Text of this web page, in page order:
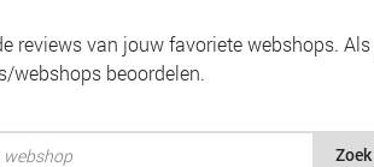
reviews van jouw favoriete webshops.
webshops beoordelen.
Zoek